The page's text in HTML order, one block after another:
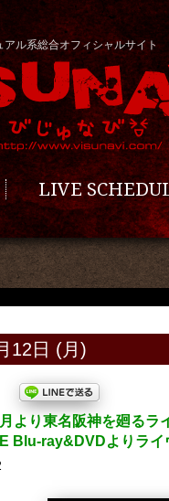
アル系総合オフィシャルサイト
LIVE
12日 (月)
より東名阪神を廻る
Blu-ray&DVDよりライ